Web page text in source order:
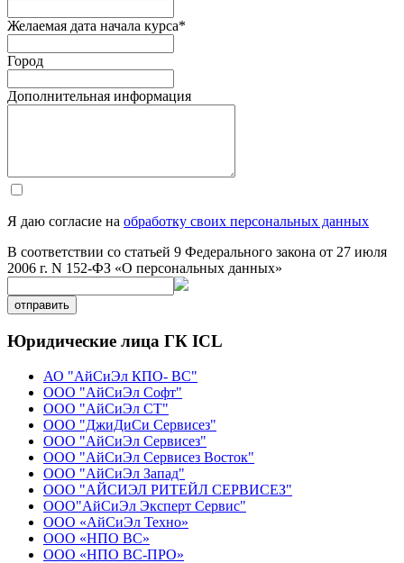
Желаемая дата начала курса*
Город
Дополнительная информация
Я даю согласие на обработку своих персональных данных
В соответствии со статьей 9 Федерального закона от 27 июля
2006 г. N 152-ФЗ «О персональных данных»
отправить
Юридические лица ГК ICL
АО "АйСиЭл КПО- ВС"
ООО "АйСиЭл Софт"
ООО "АйСиЭл СТ"
ООО "ДжиДиСи Сервисез"
ООО "АйСиЭл Сервисез"
ООО "АйСиЭл Сервисез Восток"
ООО "АйСиЭл Запад"
ООО "АЙСИЭЛ РИТЕЙЛ СЕРВИСЕЗ"
ООО"АйСиЭл Эксперт Сервис"
ООО «АйСиЭл Техно»
ООО «НПО ВС»
ООО «НПО ВС-ПРО»